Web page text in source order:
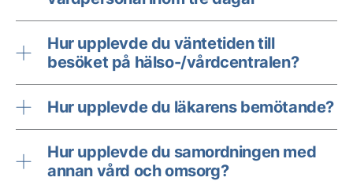
Hur upplevde du väntetiden till
besöket på hälso-/vårdcentralen?
Hur upplevde du läkarens bemötande?
Hur upplevde du samordningen med
annan vård och omsorg?